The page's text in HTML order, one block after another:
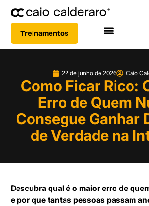
Treinamentos
22 de junho de 2026 Caio
Como Ficar Rico:
Erro de Quem
Consegue Ganhar
de Verdade na
Descubra qual é o maior erro de
e por que tantas pessoas passam